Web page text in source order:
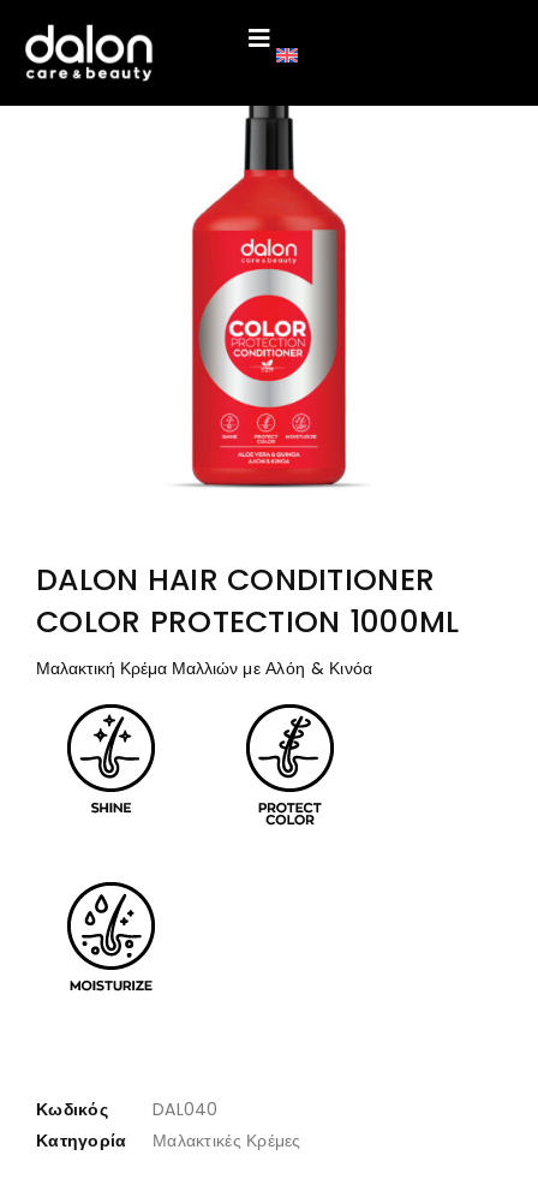
DALON HAIR CONDITIONER
COLOR PROTECTION 1000ML
Μαλακτική Κρέμα Μαλλιών με Αλόη & Κινόα
Κωδικός
DAL040
Κατηγορία
Μαλακτικές Κρέμες